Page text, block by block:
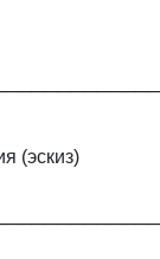
(эскиз)